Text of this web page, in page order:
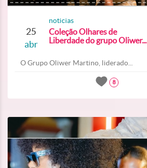
25
abr
noticias
Coleção Olhares de
Liberdade do grupo Oliwer...
O Grupo Oliwer Martino, liderado...
8